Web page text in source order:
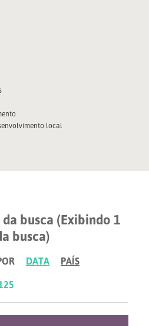
local
busca (Exibindo 1
busca)
DATA
PAÍS